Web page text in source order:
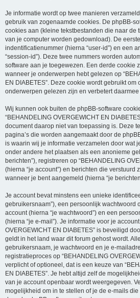
Je informatie wordt op twee manieren
gebruik van zogenaamde cookies. De phpBB-
cookies aan (kleine tekstbestanden die naar de
van je computer worden gedownload). De
indentificatienummer (hierna “user-id”) en een
“session-id”). Deze twee nummers worden
software aan je toegewezen. Een derde cookie
wanneer je onderwerpen hebt gelezen op
EN DIABETES”. Deze cookie wordt gebruikt om
onderwerpen gelezen zijn en verbetert
Wij kunnen ook buiten de phpBB-software
“BEHANDELING OVERGEWICHT EN
document daarop niet van toepassing is. Deze
pagina’s die worden aangemaakt door de
is waarin wij je informatie verzamelen door wat
onder andere het plaatsen als een anonieme
berichten”), registreren op “BEHANDELING
(hierna “je account”) en berichten die verstuurd
wanneer je bent aangemeld (hierna “je
Je account bevat minstens een unieke
gebruikersnaam”), een persoonlijk wachtwoord
account (hierna “je wachtwoord”) en een
(hierna “je e-mail”). Je informatie voor je
OVERGEWICHT EN DIABETES” is beveiligd
geldt in het land waar dit forum gehost wordt.
gebruikersnaam, je wachtwoord en je e-
registratieproces op “BEHANDELING
verplicht of optioneel, dat is een keuze van
EN DIABETES”. Je hebt altijd zelf de
van je account openbaar wordt weergegeven.
mogelijkheid om in te stellen of je de e-mails